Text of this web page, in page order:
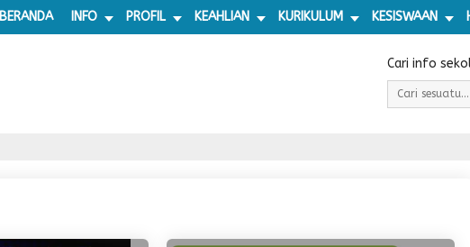
BERANDA INFO PROFIL KEAHLIAN KURIKULUM KESISWAAN
Cari info